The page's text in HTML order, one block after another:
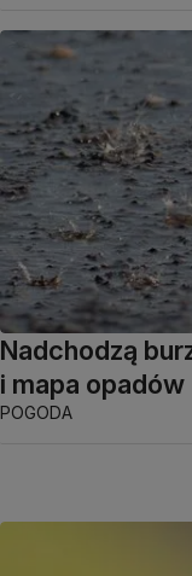
Nadchodzą
i mapa opadów
POGODA